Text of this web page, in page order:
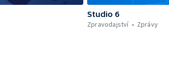
Studio 6
Zpravodajství
Zprávy